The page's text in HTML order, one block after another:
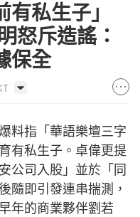
私生子」
怒斥造謠：
保全
料指「華語樂壇三字
有私生子。卓偉更提
公司入股」並於「同
隨即引發連串揣測，
年的商業夥伴劉若